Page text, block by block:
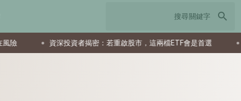
search
資深投資者揭密：若重啟股市，這兩檔ETF會是首選 父親節送